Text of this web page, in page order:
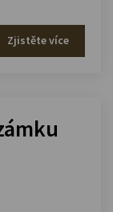
Zjistěte více